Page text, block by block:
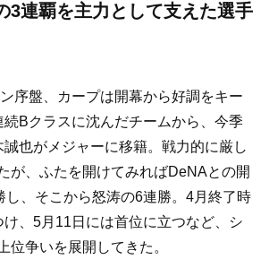
連覇を主力として支えた選手
序盤、カープは開幕から好調をキー
Bクラスに沈んだチームから、今季
也がメジャーに移籍。戦力的に厳し
が、ふたを開けてみればDeNAとの開
し、そこから怒涛の6連勝。4月終了時
け、5月11日には首位に立つなど、シ
位争いを展開してきた。